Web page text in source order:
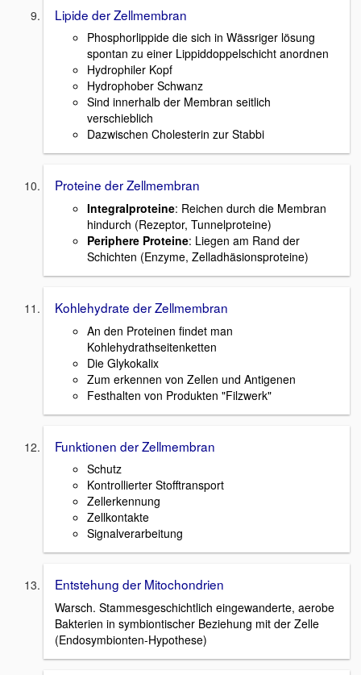
Lipide der Zellmembran
Phosphorlippide die sich in Wässriger lösung
spontan zu einer Lippiddoppelschicht anordnen
Hydrophiler Kopf
Hydrophober Schwanz
Sind innerhalb der Membran seitlich
verschieblich
Dazwischen Cholesterin zur Stabbi
Proteine der Zellmembran
Integralproteine: Reichen durch die Membran
hindurch (Rezeptor, Tunnelproteine)
Periphere Proteine: Liegen am Rand der
Schichten (Enzyme, Zelladhäsionsproteine)
Kohlehydrate der Zellmembran
An den Proteinen findet man
Kohlehydrathseitenketten
Die Glykokalix
Zum erkennen von Zellen und Antigenen
Festhalten von Produkten "Filzwerk"
Funktionen der Zellmembran
Schutz
Kontrollierter Stofftransport
Zellerkennung
Zellkontakte
Signalverarbeitung
Entstehung der Mitochondrien
Warsch. Stammesgeschichtlich eingewanderte, aerobe
Bakterien in symbiontischer Beziehung mit der Zelle
(Endosymbionten-Hypothese)